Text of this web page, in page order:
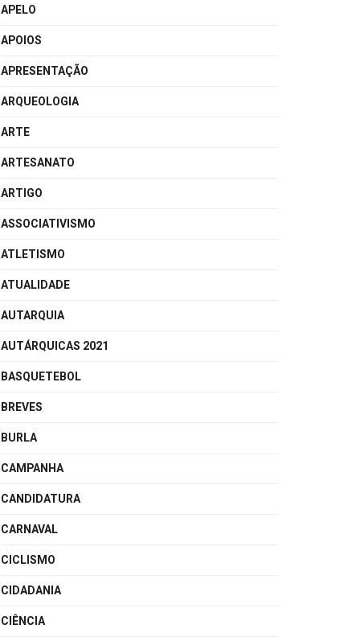
APELO
APOIOS
APRESENTAÇÃO
ARQUEOLOGIA
ARTE
ARTESANATO
ARTIGO
ASSOCIATIVISMO
ATLETISMO
ATUALIDADE
AUTARQUIA
AUTÁRQUICAS 2021
BASQUETEBOL
BREVES
BURLA
CAMPANHA
CANDIDATURA
CARNAVAL
CICLISMO
CIDADANIA
CIÊNCIA